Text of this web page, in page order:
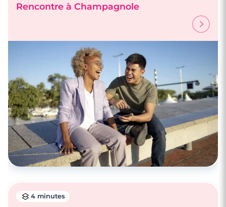
Rencontre à Champagnole
4 minutes